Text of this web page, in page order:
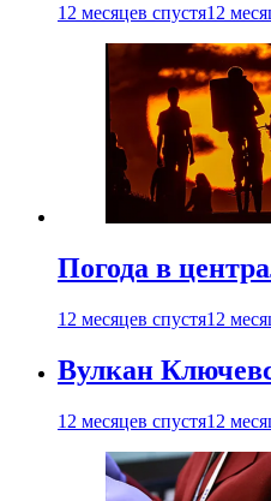
12 месяцев спустя12
Погода в
12 месяцев спустя12
Вулкан
12 месяцев спустя12